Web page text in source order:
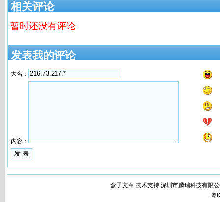
相关评论
暂时还没有评论
发表我的评论
大名：
内容：
盒子文章 技术支持:深圳市麟瑞科技有限
粤